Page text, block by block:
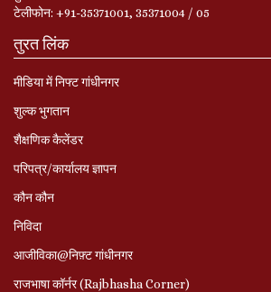
टेलीफोन: +91-35371001, 35371004 / 05
तुरत लिंक
मीडिया में निफ्ट गांधीनगर
शुल्क भुगतान
शैक्षणिक कैलेंडर
परिपत्र/कार्यालय ज्ञापन
कौन कौन
निविदा
आजीविका@निफ़्ट गांधीनगर
राजभाषा कॉर्नर (Rajbhasha Corner)